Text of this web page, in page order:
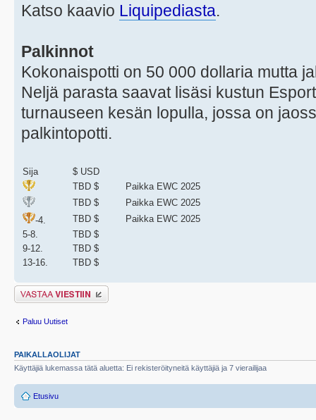
Katso kaavio Liquipediasta.
Palkinnot
Kokonaispotti on 50 000 dollaria mutta
Neljä parasta saavat lisäsi kustun
turnauseen kesän lopulla, jossa on
palkintopotti.
Sija
$ USD
TBD $
Paikka EWC 2025
TBD $
Paikka EWC 2025
-4.
TBD $
Paikka EWC 2025
5-8.
TBD $
9-12.
TBD $
13-16.
TBD $
Lähetä vastaus
Paluu Uutiset
PAIKALLAOLIJAT
Käyttäjiä lukemassa tätä aluetta: Ei rekisteröityneitä käyttäjiä ja 7 vierailijaa
Etusivu